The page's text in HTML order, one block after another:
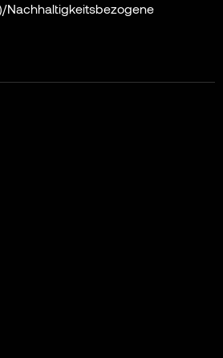
Nachhaltigkeitsbezogene